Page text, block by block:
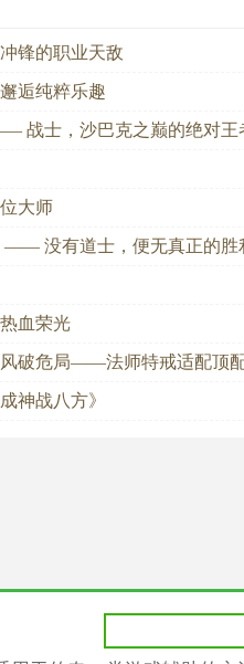
锋的职业天敌
逅纯粹乐趣
战士，沙巴克之巅的绝对王
大师
—— 没有道士，便无真正的胜
血荣光
破危局——法师特戒适配顶
神战八方》